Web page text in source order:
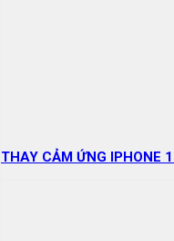
THAY CẢM ỨNG IPHONE